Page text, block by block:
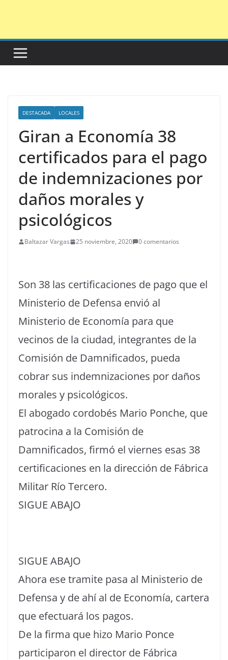
DESTACADA LOCALES
Giran a Economía 38
certificados para el pago
de indemnizaciones por
daños morales y
psicológicos
Baltazar Vargas 25 noviembre, 2020 0 comentarios
Son 38 las certificaciones de pago que el
Ministerio de Defensa envió al
Ministerio de Economía para que
vecinos de la ciudad, integrantes de la
Comisión de Damnificados, pueda
cobrar sus indemnizaciones por daños
morales y psicológicos.
El abogado cordobés Mario Ponche, que
patrocina a la Comisión de
Damnificados, firmó el viernes esas 38
certificaciones en la dirección de Fábrica
Militar Río Tercero.
SIGUE ABAJO
SIGUE ABAJO
Ahora ese tramite pasa al Ministerio de
Defensa y de ahí al de Economía, cartera
que efectuará los pagos.
De la firma que hizo Mario Ponce
participaron el director de Fábrica